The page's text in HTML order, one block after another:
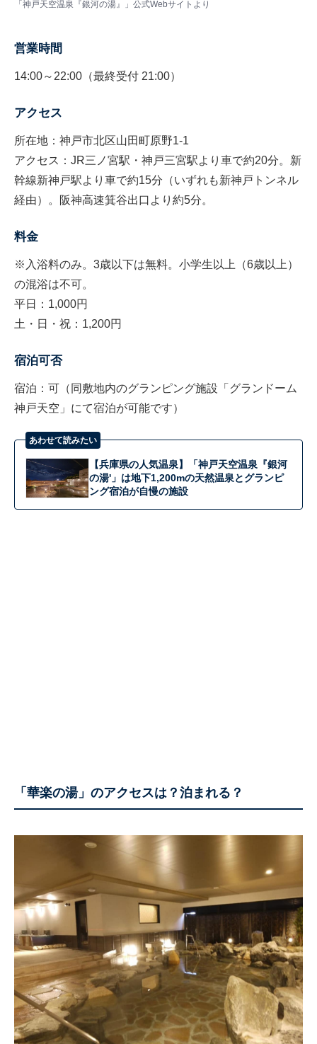
「神戸天空温泉『銀河の湯』」公式Webサイトより
営業時間
14:00～22:00（最終受付 21:00）
アクセス
所在地：神戸市北区山田町原野1-1
アクセス：JR三ノ宮駅・神戸三宮駅より車で約20分。新
幹線新神戸駅より車で約15分（いずれも新神戸トンネル
経由）。阪神高速箕谷出口より約5分。
料金
※入浴料のみ。3歳以下は無料。小学生以上（6歳以上）
の混浴は不可。
平日：1,000円
土・日・祝：1,200円
宿泊可否
宿泊：可（同敷地内のグランピング施設「グランドーム
神戸天空」にて宿泊が可能です）
あわせて読みたい
【兵庫県の人気温泉】「神戸天空温泉『銀河
の湯'」は地下1,200mの天然温泉とグランピ
ング宿泊が自慢の施設
「華楽の湯」のアクセスは？泊まれる？